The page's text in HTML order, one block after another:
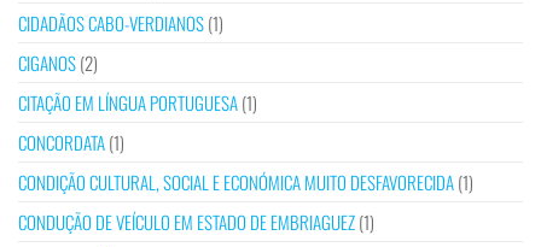
CIDADÃOS CABO-VERDIANOS(1)
CIGANOS(2)
CITAÇÃO EM LÍNGUA PORTUGUESA(1)
CONCORDATA(1)
CONDIÇÃO CULTURAL, SOCIAL E ECONÓMICA MUITO DESFAVORECIDA(1)
CONDUÇÃO DE VEÍCULO EM ESTADO DE EMBRIAGUEZ(1)